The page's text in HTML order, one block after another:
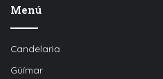
Menú
Candelaria
Güímar